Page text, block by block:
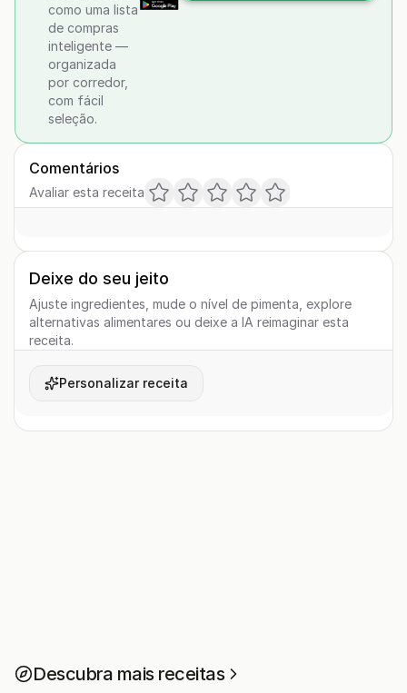
como uma lista
de compras
inteligente —
organizada
por corredor,
com fácil
seleção.
Comentários
Avaliar esta receita
Deixe do seu jeito
Ajuste ingredientes, mude o nível de pimenta, explore
alternativas alimentares ou deixe a IA reimaginar esta
receita.
Personalizar receita
Descubra mais receitas